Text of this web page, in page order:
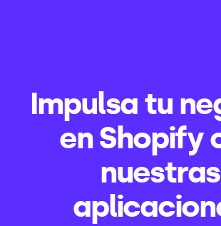
Impulsa tu
en Shopify
nuestras